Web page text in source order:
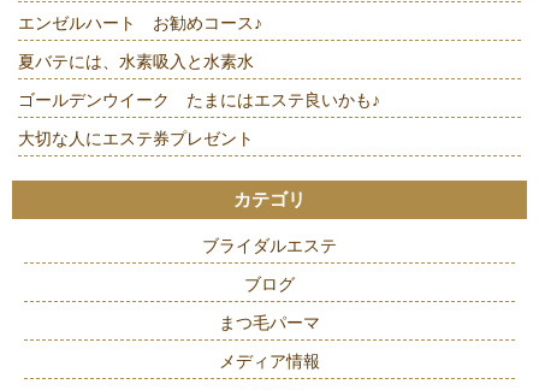
エンゼルハート お勧めコース♪
夏バテには、水素吸入と水素水
ゴールデンウイーク たまにはエステ良いかも♪
大切な人にエステ券プレゼント
カテゴリ
ブライダルエステ
ブログ
まつ毛パーマ
メディア情報